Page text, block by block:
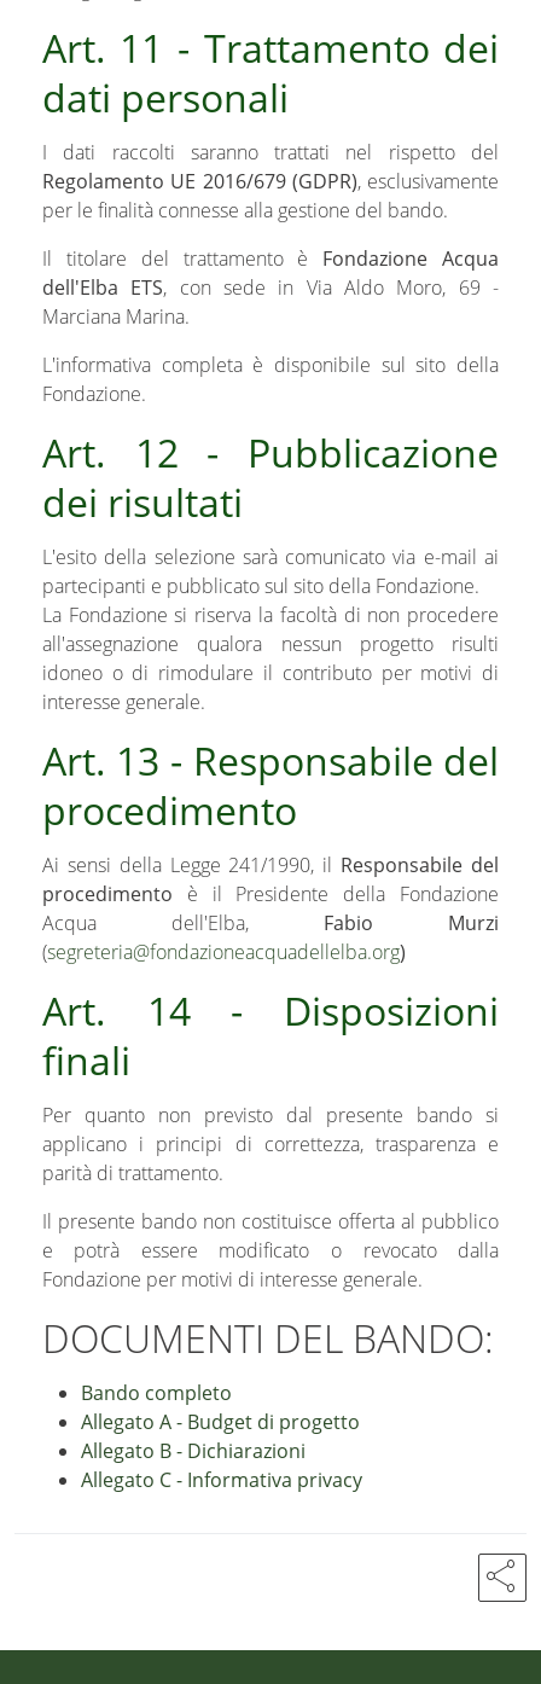
Art. 11 - Trattamento dei
dati personali
I dati raccolti saranno trattati nel rispetto del
Regolamento UE 2016/679 (GDPR), esclusivamente
per le finalità connesse alla gestione del bando.
Il titolare del trattamento è Fondazione Acqua
dell'Elba ETS, con sede in Via Aldo Moro, 69 -
Marciana Marina.
L'informativa completa è disponibile sul sito della
Fondazione.
Art. 12 - Pubblicazione
dei risultati
L'esito della selezione sarà comunicato via e-mail ai
partecipanti e pubblicato sul sito della Fondazione.
La Fondazione si riserva la facoltà di non procedere
all'assegnazione qualora nessun progetto risulti
idoneo o di rimodulare il contributo per motivi di
interesse generale.
Art. 13 - Responsabile del
procedimento
Ai sensi della Legge 241/1990, il Responsabile del
procedimento è il Presidente della Fondazione
Acqua dell'Elba, Fabio Murzi
(segreteria@fondazioneacquadellelba.org)
Art. 14 - Disposizioni
finali
Per quanto non previsto dal presente bando si
applicano i principi di correttezza, trasparenza e
parità di trattamento.
Il presente bando non costituisce offerta al pubblico
e potrà essere modificato o revocato dalla
Fondazione per motivi di interesse generale.
DOCUMENTI DEL BANDO:
Bando completo
Allegato A - Budget di progetto
Allegato B - Dichiarazioni
Allegato C - Informativa privacy
share